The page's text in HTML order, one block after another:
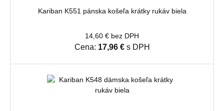
Kariban K551 pánska košeľa krátky rukáv biela
14,60 € bez DPH
Cena: 17,96 €s DPH